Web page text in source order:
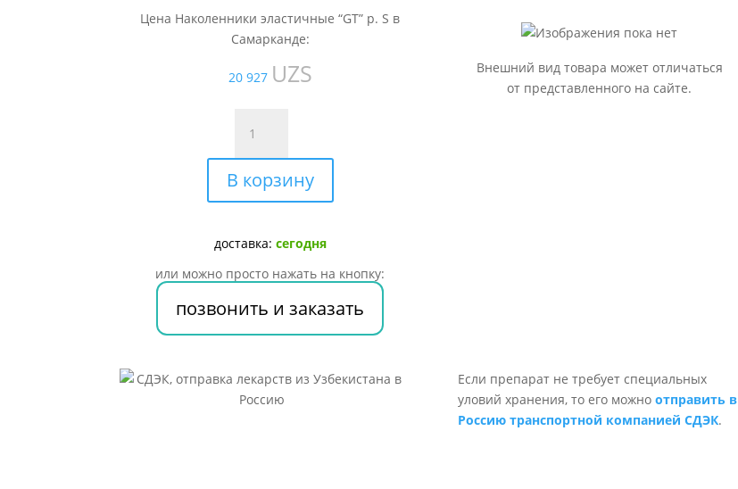
Цена Наколенники эластичные “GT” р. S в
Самарканде:
20 927 UZS
товара
Наколенники
эластичные
"GT"
S
В корзину
доставка: сегодня
или можно просто нажать на кнопку:
позвонить и заказать
Внешний вид товара может отличаться
от представленного на сайте.
Если препарат не требует специальных
уловий хранения, то его можно отправить в
Россию транспортной компанией СДЭК.